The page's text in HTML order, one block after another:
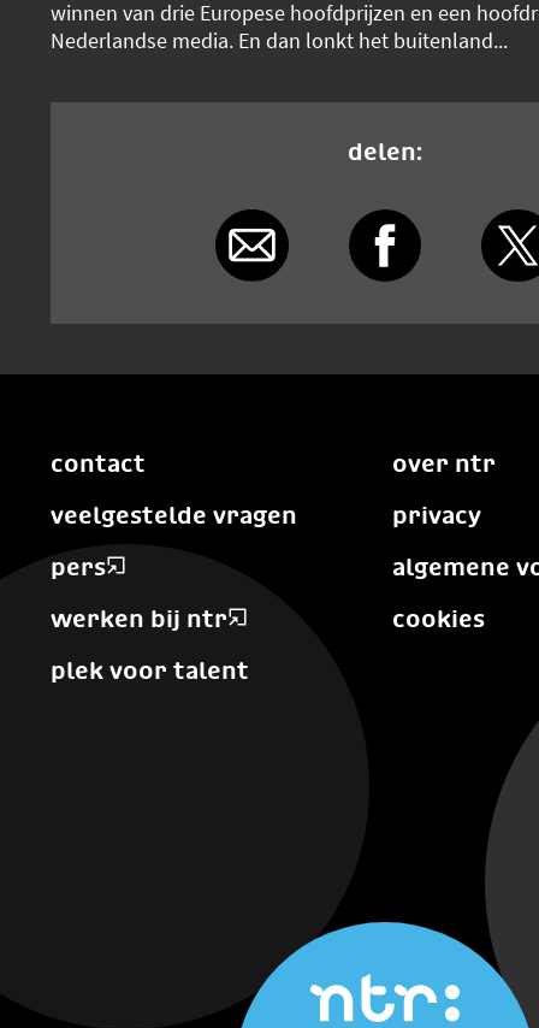
winnen van drie Europese hoofdprijzen en een
Nederlandse media. En dan lonkt het buitenland...
delen:
contact
veelgestelde vragen
pers
werken bij ntr
plek voor talent
over ntr
privacy
algemene
cookies